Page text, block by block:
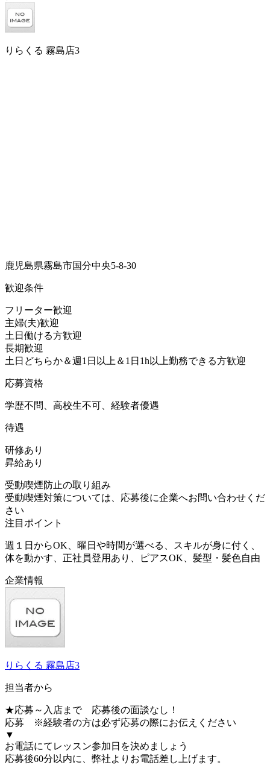
りらくる 霧島店3
鹿児島県霧島市国分中央5-8-30
歓迎条件
フリーター歓迎
主婦(夫)歓迎
土日働ける方歓迎
長期歓迎
土日どちらか＆週1日以上＆1日1h以上勤務できる方歓迎
応募資格
学歴不問、高校生不可、経験者優遇
待遇
研修あり
昇給あり
受動喫煙防止の取り組み
受動喫煙対策については、応募後に企業へお問い合わせくだ
さい
注目ポイント
週１日からOK、曜日や時間が選べる、スキルが身に付く、
体を動かす、正社員登用あり、ピアスOK、髪型・髪色自由
企業情報
りらくる 霧島店3
担当者から
★応募～入店まで 応募後の面談なし！
応募 ※経験者の方は必ず応募の際にお伝えください
▼
お電話にてレッスン参加日を決めましょう
応募後60分以内に、弊社よりお電話差し上げます。